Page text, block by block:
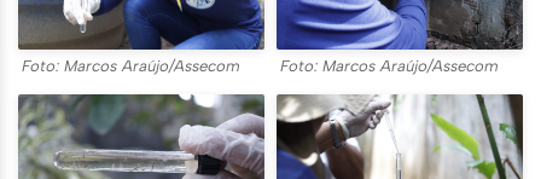
Foto: Marcos Araújo/Assecom Foto: Marcos Araújo/Assecom